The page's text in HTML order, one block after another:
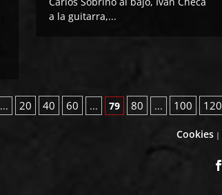
a la guitarra,...
... 20 40 60 ... 79 80 ... 100 120
Cookies|